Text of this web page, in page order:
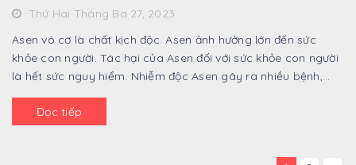
Thứ Hai Tháng Ba 27, 2023
Asen vô cơ là chất kịch độc. Asen ảnh hưởng lớn đến sức
khỏe con người. Tác hại của Asen đối với sức khỏe con người
là hết sức nguy hiểm. Nhiễm độc Asen gây ra nhiều bệnh,
trong đó nguy hiểm nhất là ...
Đọc tiếp